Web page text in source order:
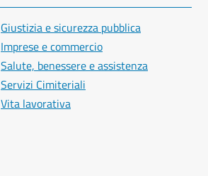
Giustizia e sicurezza pubblica
Imprese e commercio
Salute, benessere e assistenza
Servizi Cimiteriali
Vita lavorativa